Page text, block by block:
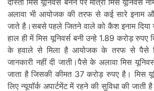
अलावा भी आयोजक की तरफ से कई सारे इनाम
जाते है।सबसे पहले जितने वाले को कैश इनाम दिया
हाल ही में मिस यूनिवर्स बनी उन्हे 1.89 करोड़
के हवाले से मिला है आयोजक के तरफ से पैसे
जानकारी नहीं दी जाती।पैसे के अलावा मिस
जाता है जिसकी कीमत 37 करोड़ रुपए है। मिस
लिए न्यूयॉर्क अपार्टमेंट में रहने की सुविधा की